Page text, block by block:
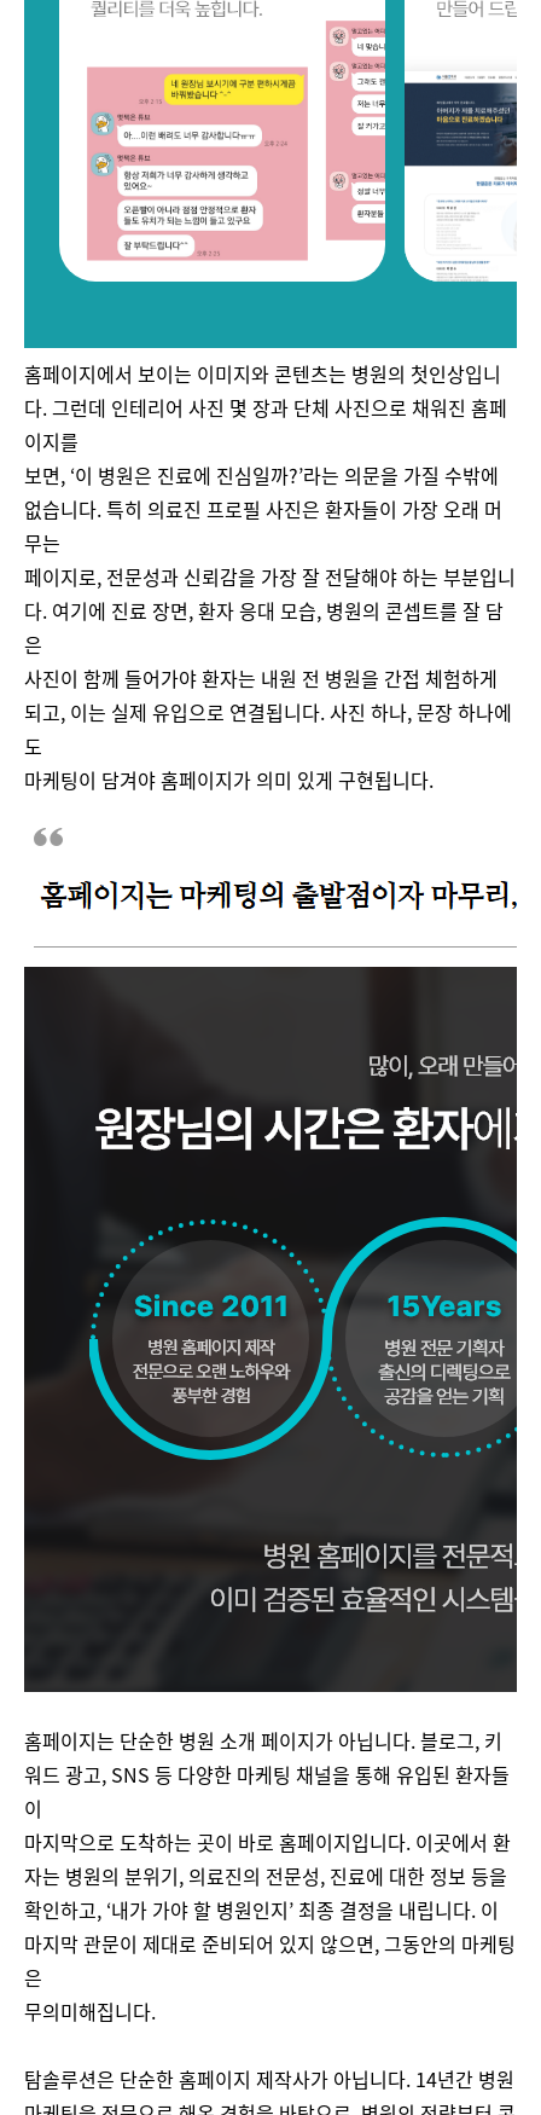
홈페이지에서 보이는 이미지와 콘텐츠는 병원의 첫인상입니
다. 그런데 인테리어 사진 몇 장과 단체 사진으로 채워진 홈페
이지를
보면, ‘이 병원은 진료에 진심일까?’라는 의문을 가질 수밖에
없습니다. 특히 의료진 프로필 사진은 환자들이 가장 오래 머
무는
페이지로, 전문성과 신뢰감을 가장 잘 전달해야 하는 부분입니
다. 여기에 진료 장면, 환자 응대 모습, 병원의 콘셉트를 잘 담
은
사진이 함께 들어가야 환자는 내원 전 병원을 간접 체험하게
되고, 이는 실제 유입으로 연결됩니다. 사진 하나, 문장 하나에
도
마케팅이 담겨야 홈페이지가 의미 있게 구현됩니다.
홈페이지는 단순한 병원 소개 페이지가 아닙니다. 블로그, 키
워드 광고, SNS 등 다양한 마케팅 채널을 통해 유입된 환자들
이
마지막으로 도착하는 곳이 바로 홈페이지입니다. 이곳에서 환
자는 병원의 분위기, 의료진의 전문성, 진료에 대한 정보 등을
확인하고, ‘내가 가야 할 병원인지’ 최종 결정을 내립니다. 이
마지막 관문이 제대로 준비되어 있지 않으면, 그동안의 마케팅
은
무의미해집니다​.
탐솔루션은 단순한 홈페이지 제작사가 아닙니다. 14년간 병원